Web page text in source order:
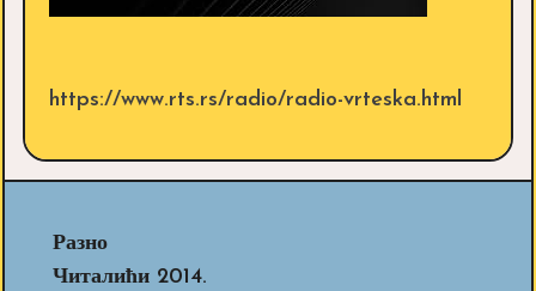
https://www.rts.rs/radio/radio-vrteska.html
Разно
Читалићи 2014.